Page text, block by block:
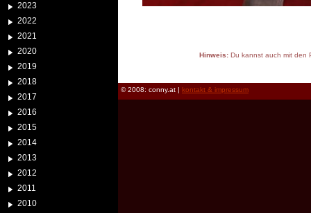
2023
2022
2021
2020
2019
2018
2017
2016
2015
2014
2013
2012
2011
2010
Hinweis:Du kannst auch mit den
© 2008: conny.at | kontakt & impressum